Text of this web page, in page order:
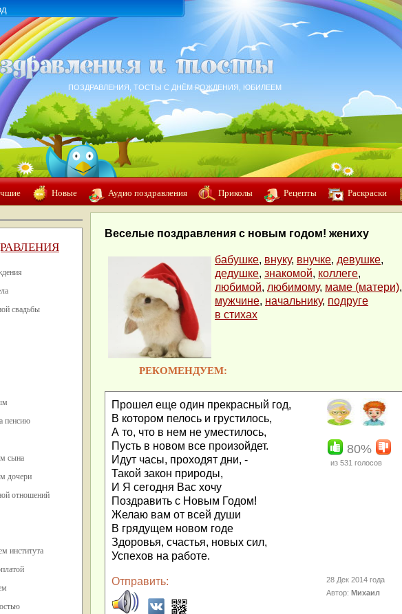
ПОЗДРАВЛЕНИЯ, ТОСТЫ С ДНЁМ РОЖДЕНИЯ, ЮБИЛЕЕМ
Новые Аудио поздравления Приколы Рецепты Раскраски
свадьбы
пенсию
сына
дочери
отношений
института
Веселые поздравления с новым годом! жениху
бабушке, внуку, внучке, девушке,
дедушке, знакомой, коллеге,
любимой, любимому, маме (матери),
мужчине, начальнику, подруге
в стихах
РЕКОМЕНДУЕМ:
Прошел еще один прекрасный год,
В котором пелось и грустилось,
А то, что в нем не уместилось,
Пусть в новом все произойдет.
Идут часы, проходят дни, -
Такой закон природы,
И Я сегодня Вас хочу
Поздравить с Новым Годом!
Желаю вам от всей души
В грядущем новом годе
Здоровья, счастья, новых сил,
Успехов на работе.
80%
из 531 голосов
Отправить:
28 Дек 2014 года
Автор:Михаил